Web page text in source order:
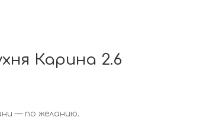
Карина 2.6
— по желанию.